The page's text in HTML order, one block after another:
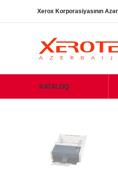
Xerox Korporasiyasının
KATALOQ